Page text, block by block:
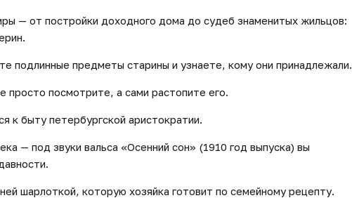
— от постройки доходного дома до судеб знаменитых жильцов:
подлинные предметы старины и узнаете, кому они принадлежали.
просто посмотрите, а сами растопите его.
к быту петербургской аристократии.
— под звуки вальса «Осенний сон» (1910 год выпуска) вы
шарлоткой, которую хозяйка готовит по семейному рецепту.